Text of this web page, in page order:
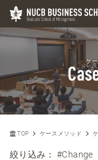
ケ
TOP ケースメソッド
絞り込み：#Change